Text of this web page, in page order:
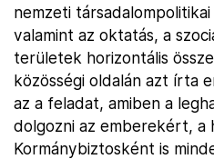
nemzeti
valamint az oktatás, a
területek horizontális
közösségi oldalán azt írta
az a feladat, amiben a
dolgozni az emberekért, a
Kormánybiztosként is